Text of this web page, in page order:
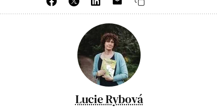
Lucie Rybová